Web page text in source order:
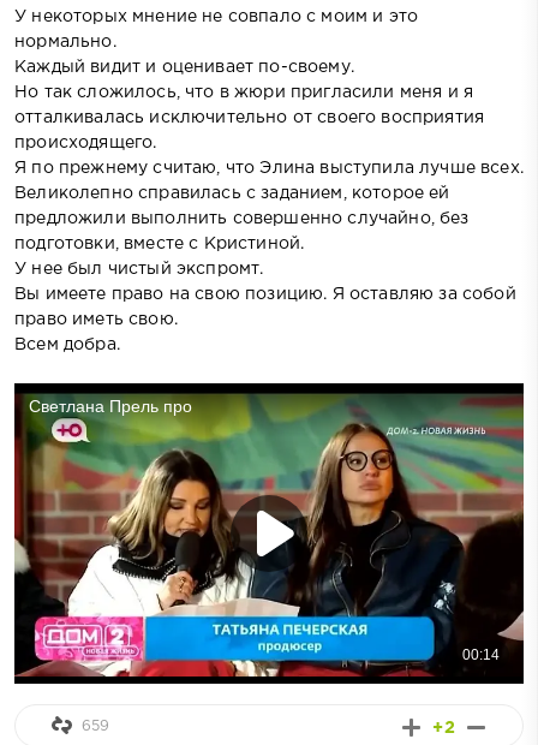
У некоторых мнение не совпало с моим и это
нормально.
Каждый видит и оценивает по-своему.
Но так сложилось, что в жюри пригласили меня и я
отталкивалась исключительно от своего восприятия
происходящего.
Я по прежнему считаю, что Элина выступила лучше всех.
Великолепно справилась с заданием, которое ей
предложили выполнить совершенно случайно, без
подготовки, вместе с Кристиной.
У нее был чистый экспромт.
Вы имеете право на свою позицию. Я оставляю за собой
право иметь свою.
Всем добра.
+2
659